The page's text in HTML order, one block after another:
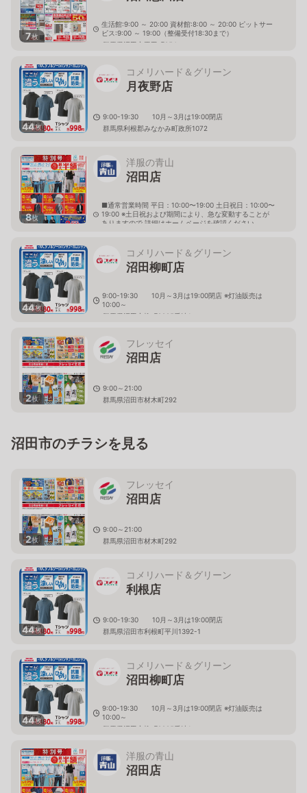
7枚
生活館:9:00 ～ 20:00 資材館:8:00 ～ 20:00 ピットサー
ビス:9:00 ～ 19:00（整備受付18:30まで）
群馬県沼田市恩田町254
44枚
コメリハード＆グリーン
月夜野店
9:00-19:30 10月～3月は19:00閉店
群馬県利根郡みなかみ町政所1072
8枚
洋服の青山
沼田店
■通常営業時間 平日：10:00〜19:00 土日祝日：10:00〜
19:00 ※土日祝および期間により、急な変動することが
ありますので 詳細はホームページを確認ください
44枚
コメリハード＆グリーン
沼田柳町店
9:00-19:30 10月～3月は19:00閉店 ※灯油販売は
10:00～
群馬県沼田市柳町2295番地1
2枚
フレッセイ
沼田店
9:00～21:00
群馬県沼田市材木町292
沼田市のチラシを見る
2枚
フレッセイ
沼田店
9:00～21:00
群馬県沼田市材木町292
44枚
コメリハード＆グリーン
利根店
9:00-19:30 10月～3月は19:00閉店
群馬県沼田市利根町平川1392-1
44枚
コメリハード＆グリーン
沼田柳町店
9:00-19:30 10月～3月は19:00閉店 ※灯油販売は
10:00～
群馬県沼田市柳町2295番地1
洋服の青山
沼田店